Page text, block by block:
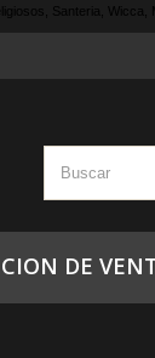
Santeria, Wicca,
DE